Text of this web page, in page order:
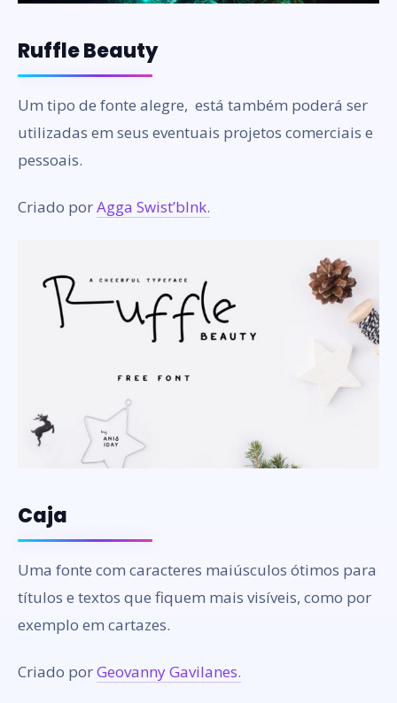
Ruffle Beauty
Um tipo de fonte alegre, está também poderá ser
utilizadas em seus eventuais projetos comerciais e
pessoais.
Criado porAgga Swist’blnk.
Caja
Uma fonte com caracteres maiúsculos ótimos para
títulos e textos que fiquem mais visíveis, como por
exemplo em cartazes.
Criado porGeovanny Gavilanes.